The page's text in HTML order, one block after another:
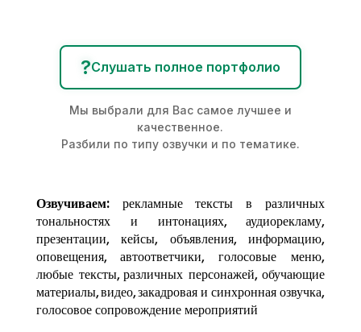
?Слушать полное портфолио
Мы выбрали для Вас самое лучшее и
качественное.
Разбили по типу озвучки и по тематике.
Озвучиваем:рекламные тексты в различных
тональностях и интонациях,аудиорекламу,
презентации, кейсы, объявления, информацию,
оповещения, автоответчики, голосовые меню,
любые тексты, различных персонажей, обучающие
материалы, видео, закадровая и синхронная озвучка,
голосовое сопровождение мероприятий